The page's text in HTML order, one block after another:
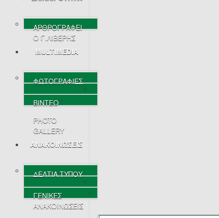
ΑΡΘΡΟΓΡΑΦΕΙ
Ο Γ.ΛΙΒΕΡΗΣ
MULTIMEDIA
ΦΩΤΟΓΡΑΦΙΕΣ
ΒΙΝΤΕΟ
PHOTO
GALLERY
ΑΝΑΚΟΙΝΩΣΕΙΣ
ΔΕΛΤΙΑ ΤΥΠΟΥ
ΓΕΝΙΚΕΣ
ΑΝΑΚΟΙΝΩΣΕΙΣ